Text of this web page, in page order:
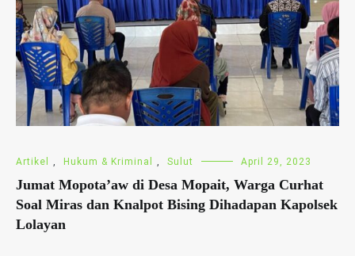
Artikel , Hukum & Kriminal , Sulut April 29, 2023
Jumat Mopota’aw di Desa Mopait, Warga Curhat
Soal Miras dan Knalpot Bising Dihadapan Kapolsek
Lolayan